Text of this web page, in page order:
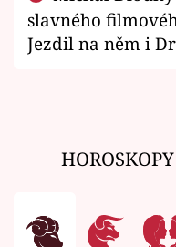
slavného
Jezdil na něm i